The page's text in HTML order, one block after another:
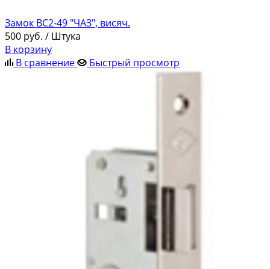
Замок ВС2-49 "ЧАЗ", висяч.
500 руб. / Штука
В корзину
В сравнение
Быстрый просмотр